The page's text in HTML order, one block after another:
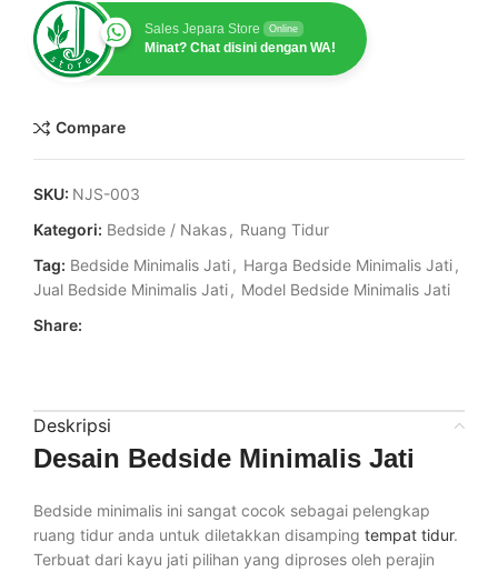
Sales Jepara Store Online
Minat? Chat disini dengan WA!
Compare
SKU: NJS-003
Kategori: Bedside / Nakas, Ruang Tidur
Tag: Bedside Minimalis Jati, Harga Bedside Minimalis Jati,
Jual Bedside Minimalis Jati, Model Bedside Minimalis Jati
Share:
Deskripsi
Desain Bedside Minimalis Jati
Bedside minimalis ini sangat cocok sebagai pelengkap
ruang tidur anda untuk diletakkan disamping tempat tidur.
Terbuat dari kayu jati pilihan yang diproses oleh perajin